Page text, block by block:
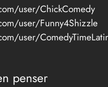
user/ChickComedy
user/Funny4Shizzle
user/
penser